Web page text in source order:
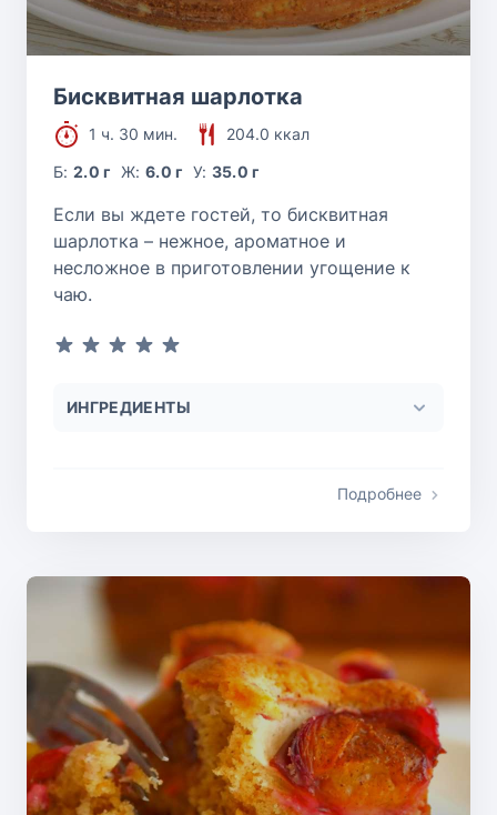
Бисквитная шарлотка
1 ч. 30 мин.
204.0 ккал
Б:2.0 г Ж: 6.0 г У: 35.0 г
Если вы ждете гостей, то бисквитная
шарлотка – нежное, ароматное и
несложное в приготовлении угощение к
чаю.
ИНГРЕДИЕНТЫ
Подробнее